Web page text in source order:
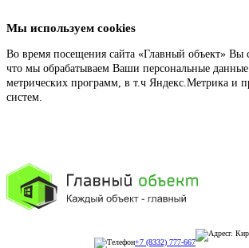
Мы используем cookies
Во время посещения сайта «Главный объект» Вы
что мы обрабатываем Ваши персональные
метрических программ, в т.ч Яндекс.Метрика и
систем.
г.
+7 (8332) 777-667